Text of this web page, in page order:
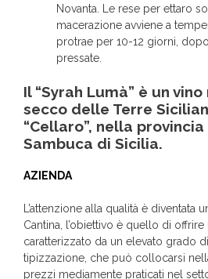
Novanta. Le rese per ettaro
macerazione avviene a
protrae per 10-12 giorni,
pressate.
Il “Syrah Lumà” è un
secco delle Terre
“Cellaro”, nella
Sambuca di Sicilia.
AZIENDA
L’attenzione alla qualità è diventata
Cantina, l’obiettivo è quello di
caratterizzato da un elevato grado
tipizzazione, che può collocarsi
prezzi mediamente praticati nel